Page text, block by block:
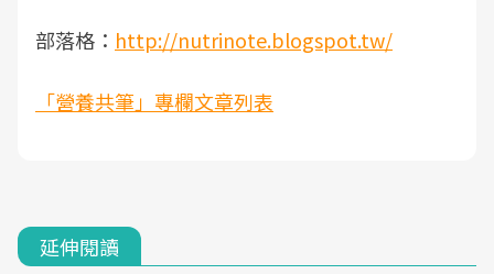
部落格： http://nutrinote.blogspot.tw/
「營養共筆」專欄文章列表
延伸閱讀